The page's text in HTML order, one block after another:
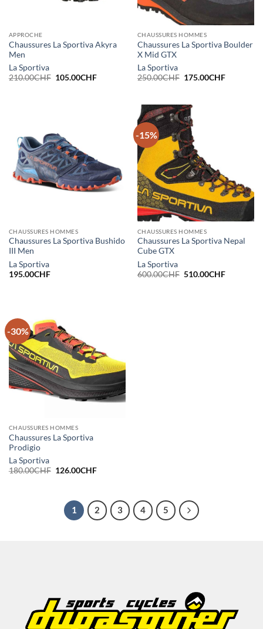
APPROCHE
Chaussures La Sportiva Akyra
Men
La Sportiva
210.00CHF Le
105.00CHFLe
CHAUSSURES HOMMES
Chaussures La Sportiva Boulder
X Mid GTX
La Sportiva
250.00CHF Le
250.00CHF.
175.00CHFLe
CHAUSSURES HOMMES
Chaussures La Sportiva Bushido
III Men
La Sportiva
195.00CHF
-15%
CHAUSSURES HOMMES
Chaussures La Sportiva Nepal
Cube GTX
La Sportiva
600.00CHF Le
510.00CHFLe
-30%
CHAUSSURES HOMMES
Chaussures La Sportiva
Prodigio
La Sportiva
180.00CHF Le
180.00CHF.
126.00CHFLe
126.00CHF.
1 2 3 4 5